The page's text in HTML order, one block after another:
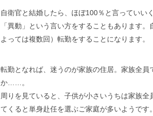
自衛官と結婚したら、ほぼ100％と言っていい
「異動」という言い方をすることもあります
よっては複数回）転勤をすることになります。
転勤となれば、迷うのが家族の住居。家族全
か……。
周りを見ていると、子供が小さいうちは家族
てくると単身赴任を選ぶご家庭が多いようです。